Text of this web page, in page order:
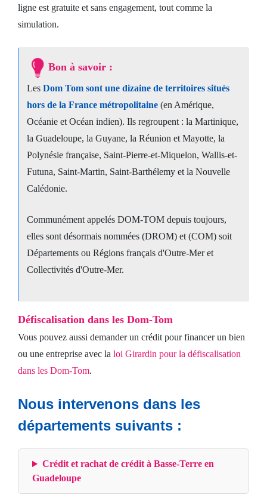
ligne est gratuite et sans engagement, tout comme la
simulation.
Bon à savoir :
Les Dom Tom sont une dizaine de territoires situés
hors de la France métropolitaine (en Amérique,
Océanie et Océan indien). Ils regroupent : la Martinique,
la Guadeloupe, la Guyane, la Réunion et Mayotte, la
Polynésie française, Saint-Pierre-et-Miquelon, Wallis-et-
Futuna, Saint-Martin, Saint-Barthélemy et la Nouvelle
Calédonie.
Communément appelés DOM-TOM depuis toujours,
elles sont désormais nommées (DROM) et (COM) soit
Départements ou Régions français d'Outre-Mer et
Collectivités d'Outre-Mer.
Défiscalisation dans les Dom-Tom
Vous pouvez aussi demander un crédit pour financer un bien
ou une entreprise avec la loi Girardin pour la défiscalisation
dans les Dom-Tom.
Nous intervenons dans les
départements suivants :
Crédit et rachat de crédit à Basse-Terre en
Guadeloupe